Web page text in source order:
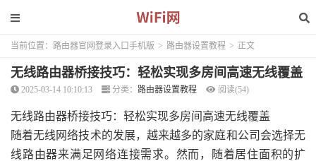
当前位置： 路由器官网登录入口手机版 > 路由器设置教程 > 正文
无线路由器桥接技巧：轻松实现多房间高速无线覆盖
2025-03-14 10:10:13 分类： 路由器设置教程 阅读(54)
无线路由器桥接技巧：轻松实现多房间高速无线覆盖
随着无线网络技术的发展，越来越多的家庭和公司会选择无
线路由器来满足网络连接需求。然而，随着居住面积的扩